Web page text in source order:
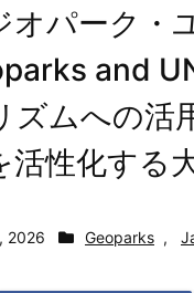
オパーク・
and
ズムへの活
活性化する
2026 Geoparks ,